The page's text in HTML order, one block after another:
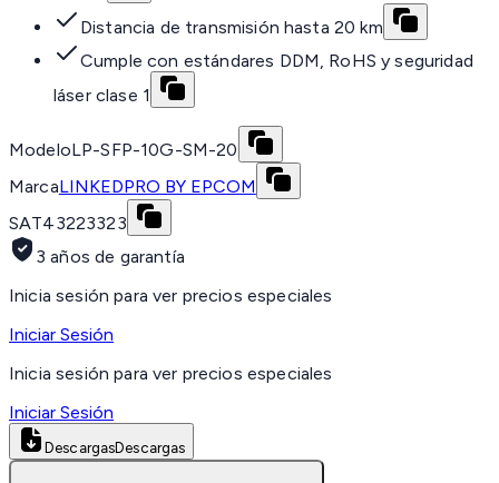
Distancia de transmisión hasta 20 km
Cumple con estándares DDM, RoHS y seguridad
láser clase 1
ModeloLP-SFP-10G-SM-20
MarcaLINKEDPRO BY EPCOM
SAT43223323
3 años de garantía
Inicia sesión para ver precios especiales
Iniciar Sesión
Inicia sesión para ver precios especiales
Iniciar Sesión
DescargasDescargas